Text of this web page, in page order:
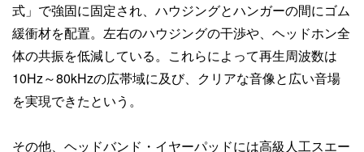
式」で強固に固定され、ハウジングとハンガーの間にゴム
緩衝材を配置。左右のハウジングの干渉や、ヘッドホン全
体の共振を低減している。これらによって再生周波数は
10Hz～80kHzの広帯域に及び、クリアな音像と広い音場
を実現できたという。
その他、ヘッドバンド・イヤーパッドには高級人工スエー